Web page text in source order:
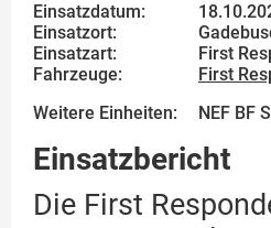
Einsatzdatum:
Einsatzort:
Einsatzart:
First
Fahrzeuge:
First
Weitere Einheiten:
NEF BF
Einsatzbericht
Die First